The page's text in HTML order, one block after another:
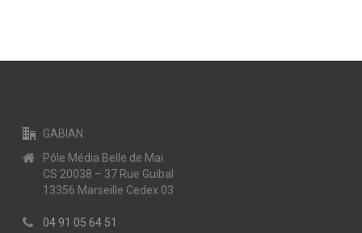
GABIAN
Pôle Média Belle de Mai
CS 20038 – 37 Rue Guibal
13356 Marseille Cedex 03
04 91 05 64 51